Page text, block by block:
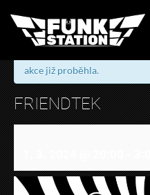
« Všechny Akce
akce již proběhla.
FRIENDTEK